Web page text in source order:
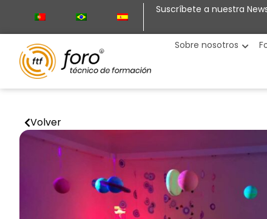
Suscríbete a nuestra
Sobre nosotros
Volver